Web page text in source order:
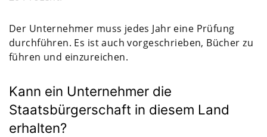
Der Unternehmer muss jedes Jahr eine Prüfung
durchführen. Es ist auch vorgeschrieben, Bücher zu
führen und einzureichen.
Kann ein Unternehmer die
Staatsbürgerschaft in diesem Land
erhalten?